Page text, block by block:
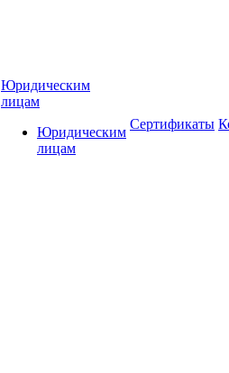
Юридическим
лицам
Юридическим
лицам
Сертификаты